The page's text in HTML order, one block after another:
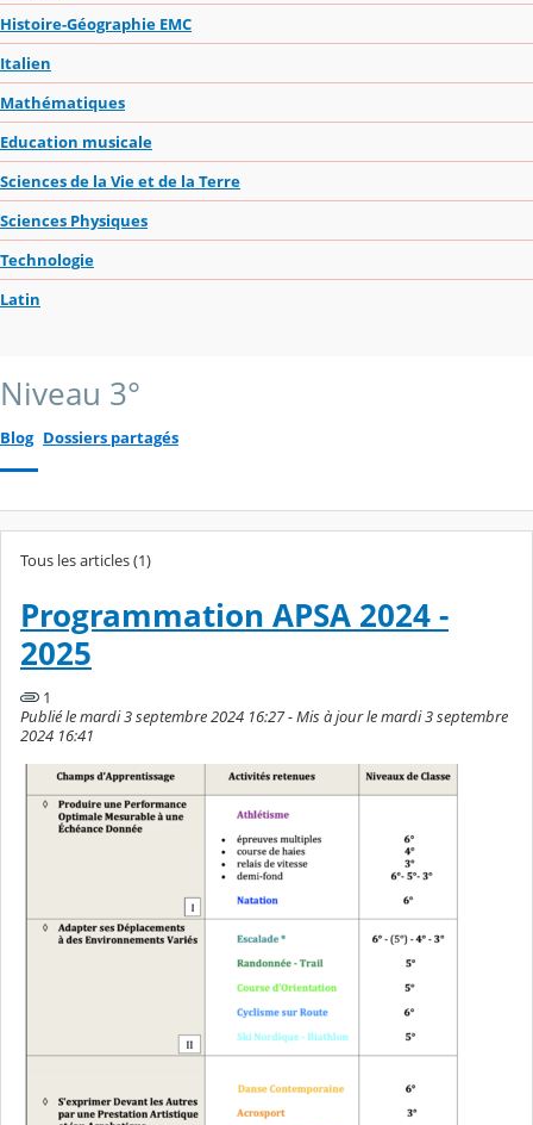
Histoire-Géographie EMC
Italien
Mathématiques
Education musicale
Sciences de la Vie et de la Terre
Sciences Physiques
Technologie
Latin
Niveau 3°
Blog Dossiers partagés
Tous les articles (1)
Programmation APSA 2024 -
2025
1
Publié le mardi 3 septembre 2024 16:27 - Mis à jour le mardi 3 septembre
2024 16:41